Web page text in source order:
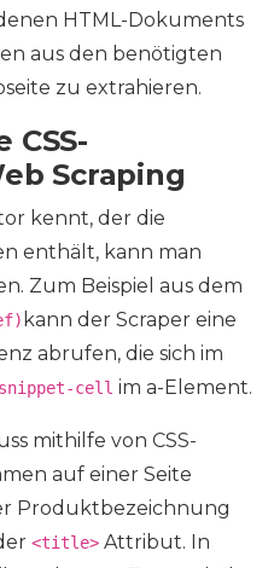
HTML-Dokuments
aus den benötigten
zu extrahieren.
CSS-
Scraping
kennt, der die
enthält, kann man
Zum Beispiel aus dem
kann der Scraper eine
abrufen, die sich im
cell im a-Element.
mithilfe von CSS-
auf einer Seite
Produktbezeichnung
<title> Attribut. In